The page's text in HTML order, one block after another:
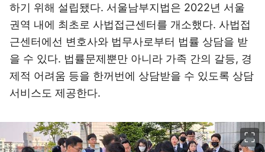
하기 위해 설립됐다. 서울남부지법은 2022년 서울
권역 내에 최초로 사법접근센터를 개소했다. 사법접
근센터에선 변호사와 법무사로부터 법률 상담을 받
을 수 있다. 법률문제뿐만 아니라 가족 간의 갈등, 경
제적 어려움 등을 한꺼번에 상담받을 수 있도록 상담
서비스도 제공한다.